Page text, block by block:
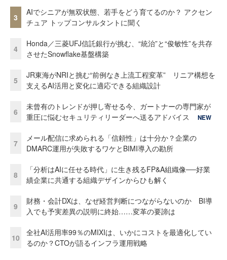
3
AIでシニアが無双状態、若手をどう育てるのか？ アクセン
チュア トップコンサルタントに聞く
4
Honda／三菱UFJ信託銀行が挑む、“統治”と“俊敏性”を共存
させたSnowflake基盤構築
5
JR東海がNRIと挑む“前例なき上流工程変革” リニア構想を
支えるAI活用と変化に適応できる組織設計
6
未曾有のトレンドが押し寄せる今、ガートナーの専門家が
重圧に悩むセキュリティリーダーへ送るアドバイス
NEW
7
メール配信に求められる「信頼性」は十分か？企業の
DMARC運用が失敗するワケとBIMI導入の勘所
8
「分析はAIに任せる時代」に生き残るFP&A組織像──好業
績企業に共通する組織デザインからひも解く
9
財務・会計DXは、なぜ経営判断につながらないのか BI導
入でも予実差異の説明に終始……変革の要諦は
10
全社AI活用率99％のMIXIは、いかにコストを最適化してい
るのか？CTOが語るインフラ運用戦略